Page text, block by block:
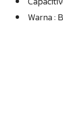
Warna :